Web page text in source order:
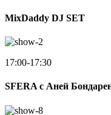
MixDaddy DJ SET
17:00-17:30
SFERA с Аней